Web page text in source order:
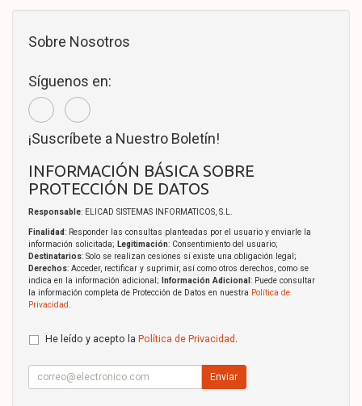
Sobre Nosotros
Síguenos en:
¡Suscríbete a Nuestro Boletín!
INFORMACIÓN BÁSICA SOBRE
PROTECCIÓN DE DATOS
Responsable: ELICAD SISTEMAS INFORMATICOS, S.L.
Finalidad: Responder las consultas planteadas por el usuario y enviarle la
información solicitada; Legitimación: Consentimiento del usuario;
Destinatarios: Solo se realizan cesiones si existe una obligación legal;
Derechos: Acceder, rectificar y suprimir, así como otros derechos, como se
indica en la información adicional;
Información Adicional : Puede consultar
la información completa de Protección de Datos en nuestra Política de
Privacidad
He leído y acepto la Política de Privacidad
Enviar